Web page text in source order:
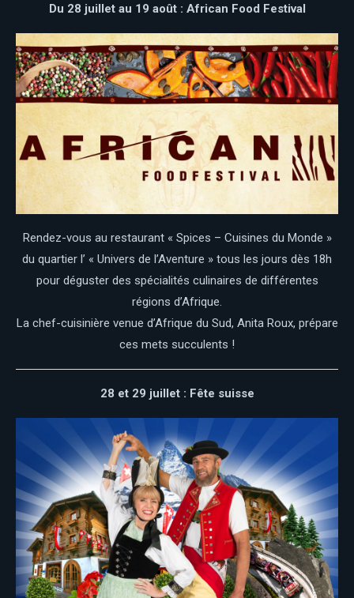
Du 28 juillet au 19 août : African Food Festival
Rendez-vous au restaurant « Spices – Cuisines du Monde »
du quartier l’ « Univers de l’Aventure » tous les jours dès 18h
pour déguster des spécialités culinaires de différentes
régions d’Afrique.
La chef-cuisinière venue d’Afrique du Sud, Anita Roux, prépare
ces mets succulents !
28 et 29 juillet : Fête suisse